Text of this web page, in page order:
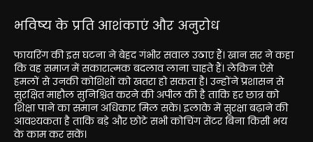
भविष्य के प्रति आशंकाएं और अनुरोध
फायरिंग की इस घटना ने बेहद गंभीर सवाल उठाए हैं। खान सर ने कहा
कि वह समाज में सकारात्मक बदलाव लाना चाहते हैं। लेकिन ऐसे
हमलों से उनकी कोशिशों को खतरा हो सकता है। उन्होंने प्रशासन से
सुरक्षित माहौल सुनिश्चित करने की अपील की है ताकि हर छात्र को
शिक्षा पाने का समान अधिकार मिल सके। इलाके में सुरक्षा बढ़ाने की
आवश्यकता है ताकि बड़े और छोटे सभी कोचिंग सेंटर बिना किसी भय
के काम कर सकें।